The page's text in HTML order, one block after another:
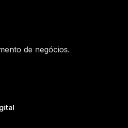
de negócios.